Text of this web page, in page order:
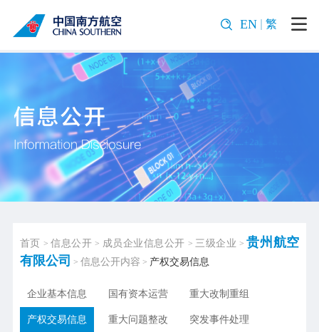
EN 繁
首页 >信息公开 > 成员企业信息公开 > 三级企业 >贵州航空
有限公司
> 信息公开内容 > 产权交易信息
企业基本信息 国有资本运营 重大改制重组
产权交易信息 重大问题整改 突发事件处理